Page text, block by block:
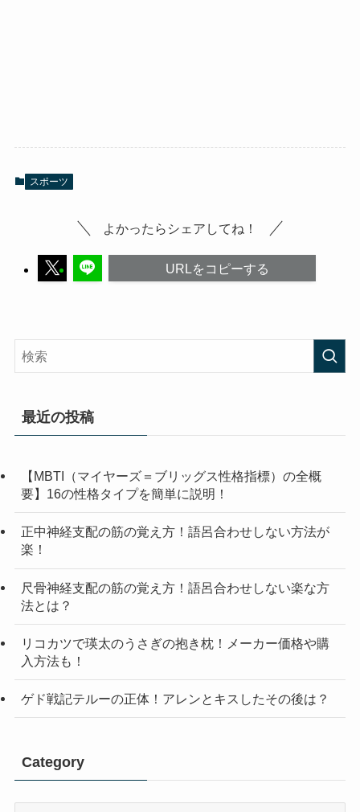
スポーツ
よかったらシェアしてね！
URLをコピーする
最近の投稿
【MBTI（マイヤーズ＝ブリッグス性格指標）の全概
要】16の性格タイプを簡単に説明！
正中神経支配の筋の覚え方！語呂合わせしない方法が
楽！
尺骨神経支配の筋の覚え方！語呂合わせしない楽な方
法とは？
リコカツで瑛太のうさぎの抱き枕！メーカー価格や購
入方法も！
ゲド戦記テルーの正体！アレンとキスしたその後は？
Category